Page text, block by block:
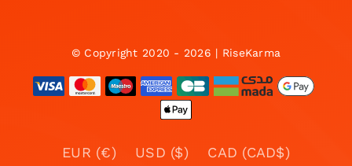
© Copyright 2020 - 2026 | RiseKarma
EUR (€) USD ($)
CAD (CAD$)